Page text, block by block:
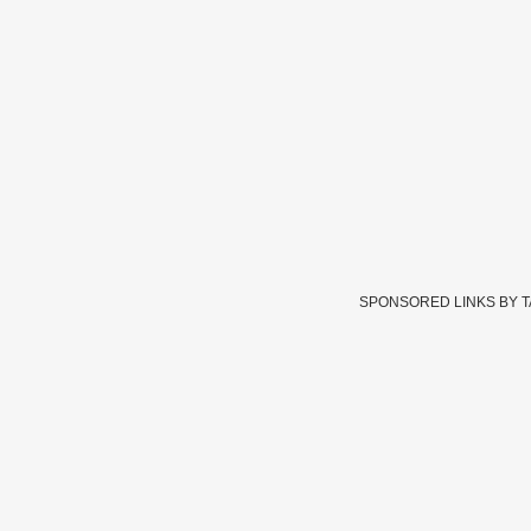
SPONSORED LINKS BY